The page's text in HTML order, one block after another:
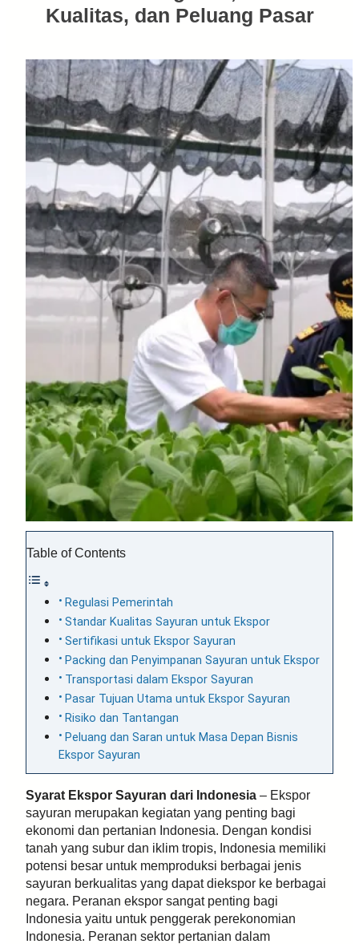
Kualitas, dan Peluang Pasar
Table of Contents
Regulasi Pemerintah
Standar Kualitas Sayuran untuk Ekspor
Sertifikasi untuk Ekspor Sayuran
Packing dan Penyimpanan Sayuran untuk Ekspor
Transportasi dalam Ekspor Sayuran
Pasar Tujuan Utama untuk Ekspor Sayuran
Risiko dan Tantangan
Peluang dan Saran untuk Masa Depan Bisnis
Ekspor Sayuran
Syarat Ekspor Sayuran dari Indonesia – Ekspor
sayuran merupakan kegiatan yang penting bagi
ekonomi dan pertanian Indonesia. Dengan kondisi
tanah yang subur dan iklim tropis, Indonesia memiliki
potensi besar untuk memproduksi berbagai jenis
sayuran berkualitas yang dapat diekspor ke berbagai
negara. Peranan ekspor sangat penting bagi
Indonesia yaitu untuk penggerak perekonomian
Indonesia. Peranan sektor pertanian dalam